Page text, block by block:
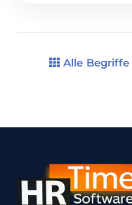
dass sich der
Alle Begriffe